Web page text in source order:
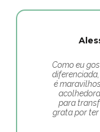
Como eu
é
para
grata por